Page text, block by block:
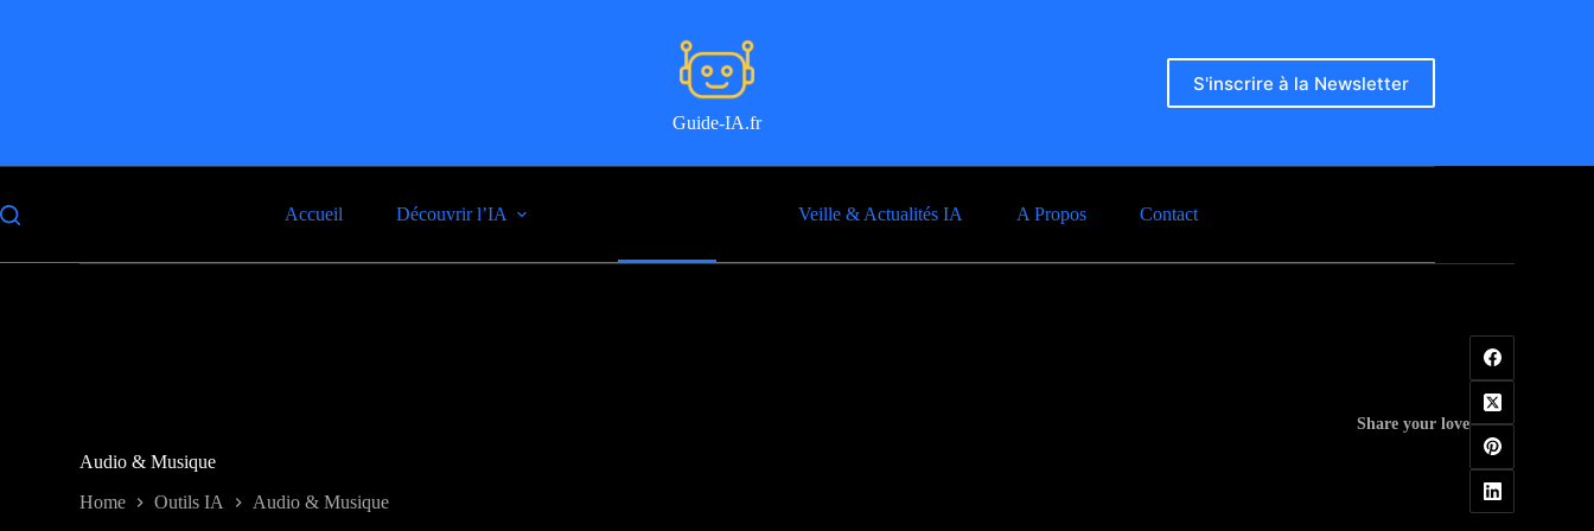
Guide-IA.fr
S'inscrire à la Newsletter
Accueil Découvrir l’IA Veille & Actualités IA A Propos Contact
Audio & Musique
Home Outils IA Audio & Musique
Share your love